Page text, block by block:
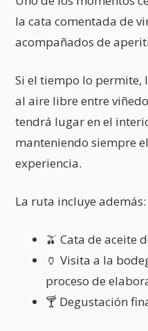
la cata comentada de
acompañados de
Si el tiempo lo permite,
al aire libre entre
tendrá lugar en el
manteniendo siempre
experiencia.
La ruta incluye además:
🫒 Cata de aceite
🏺 Visita a la
proceso de
🍸 Degustación